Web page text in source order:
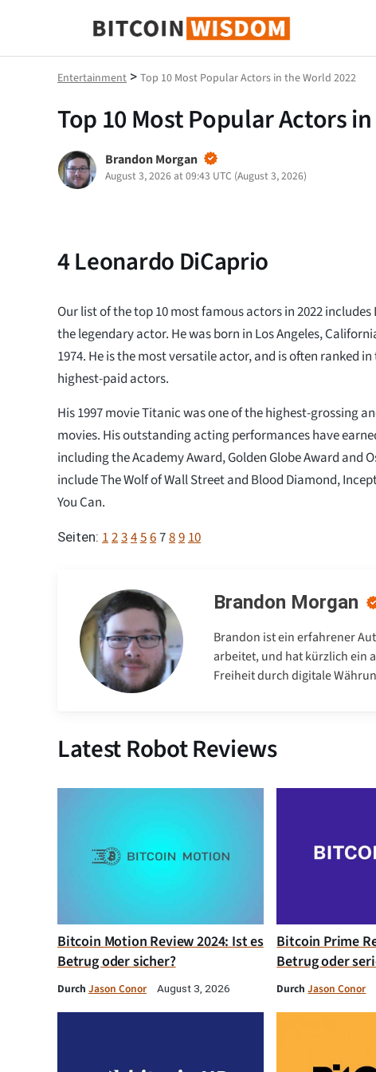
Bitcoin-Weisheit
Entertainment > Top 10 Most Popular Actors in the World 2022
Top 10 Most Popular Actors
Brandon Morgan
August 3, 2026 at 09:43 UTC (August 3, 2026)
4Leonardo DiCaprio
Our list of the top 10 most famous actors in 2022
the legendary actor. He was born in Los Angeles,
1974. He is the most versatile actor, and is often ranked
highest-paid actors.
His 1997 movie Titanic was one of the highest-grossing
movies. His outstanding acting performances have
including the Academy Award, Golden Globe Award and
include The Wolf of Wall Street and Blood Diamond,
You Can.
Seiten: 12345678910
Brandon Morgan
Brandon ist ein erfahrener
arbeitet, und hat kürzlich ein
Freiheit durch digitale
Latest Robot Reviews
Bitcoin Motion Review 2024: Ist es
Betrug oder sicher?
Durch Jason Conor August 3, 2026
Bitcoin Prime
Betrug oder
DurchJason Conor